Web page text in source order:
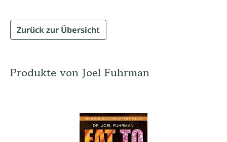
Zurück zur Übersicht
Produkte von Joel Fuhrman